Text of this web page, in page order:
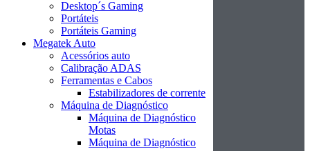
Desktop´s Gaming
Portáteis
Portáteis Gaming
Megatek Auto
Acessórios auto
Calibração ADAS
Ferramentas e Cabos
Estabilizadores de corrente
Máquina de Diagnóstico
Máquina de Diagnóstico
Motas
Máquina de Diagnóstico